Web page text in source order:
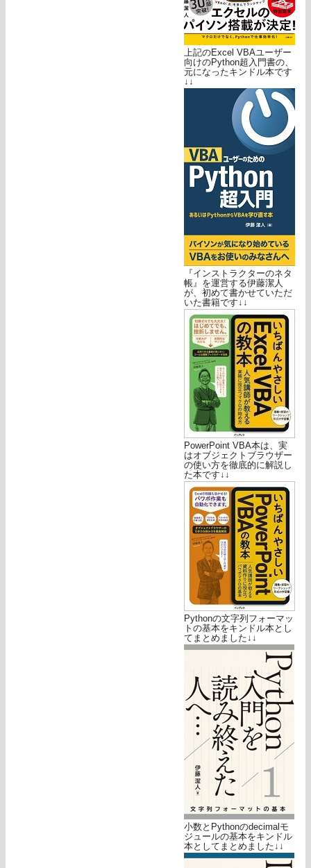
上記のExcel VBAユーザー
向けのPython超入門書の、
元になったキンドル本です
↓↓
『インストラクターのネタ
帳』を運営する伊藤潔人
が、初めて書かせていただ
いた書籍です↓↓
PowerPoint VBA本は、実
はオブジェクトブラウザー
の使い方を徹底的に解説し
た本です↓↓
Pythonの文字列フォーマッ
トの基本をキンドル本とし
てまとめました↓↓
小数とPythonのdecimalモ
ジュールの基本をキンドル
本としてまとめました↓↓